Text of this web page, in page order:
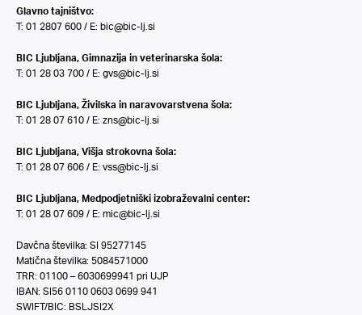
Glavno tajništvo:
T: 01 2807 600 / E: bic@bic-lj.si
BIC Ljubljana, Gimnazija in veterinarska šola:
T: 01 28 03 700 / E: gvs@bic-lj.si
BIC Ljubljana, Živilska in naravovarstvena šola:
T: 01 28 07 610 / E: zns@bic-lj.si
BIC Ljubljana, Višja strokovna šola:
T: 01 28 07 606 / E: vss@bic-lj.si
BIC Ljubljana, Medpodjetniški izobraževalni center:
T: 01 28 07 609 / E: mic@bic-lj.si
Davčna številka: SI 95277145
Matična številka: 5084571000
TRR: 01100 – 6030699941 pri UJP
IBAN: SI56 0110 0603 0699 941
SWIFT/BIC: BSLJSI2X